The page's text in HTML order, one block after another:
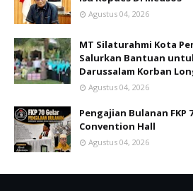
Agustus 04, 2026
MT Silaturahmi Kota
Salurkan Bantuan
Darussalam Korban
Agustus 04, 2026
Pengajian Bulanan FKP
Convention Hall
Agustus 04, 2026